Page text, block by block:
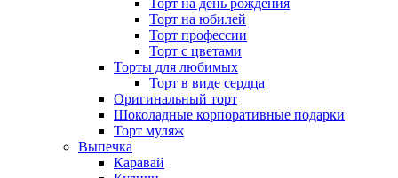
Торт на день рождения
Торт на юбилей
Торт профессии
Торт с цветами
Торты для любимых
Торт в виде сердца
Оригинальный торт
Шоколадные корпоративные подарки
Торт муляж
Выпечка
Каравай